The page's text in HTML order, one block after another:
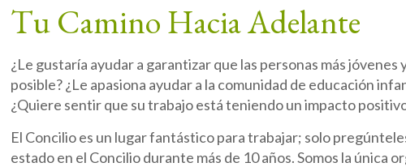
Tu Camino Hacia Adelante
¿Le gustaría ayudar a garantizar que las personas más
posible? ¿Le apasiona ayudar a la comunidad de educación
¿Quiere sentir que su trabajo está teniendo un impacto
El Concilio es un lugar fantástico para trabajar; solo
estado en el Concilio durante más de 10 años. Somos la